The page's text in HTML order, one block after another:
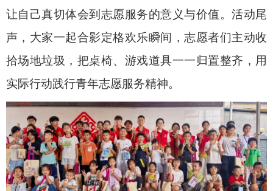
让自己真切体会到志愿服务的意义与价值。活动尾
声，大家一起合影定格欢乐瞬间，志愿者们主动收
拾场地垃圾，把桌椅、游戏道具一一归置整齐，用
实际行动践行青年志愿服务精神。